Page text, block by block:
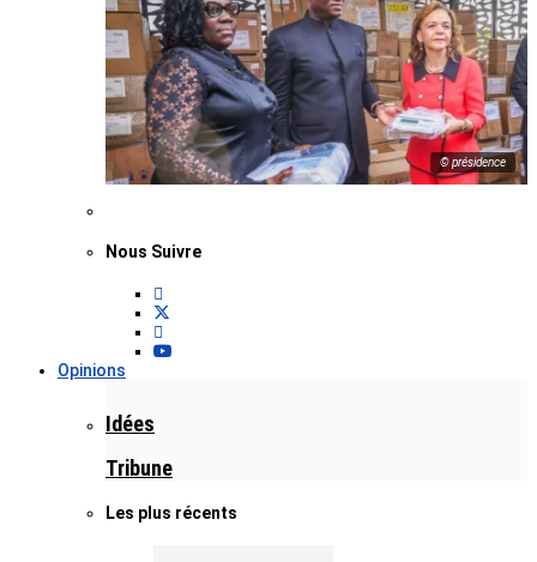
© présidence
Nous Suivre
Opinions
Idées
Tribune
Les plus récents